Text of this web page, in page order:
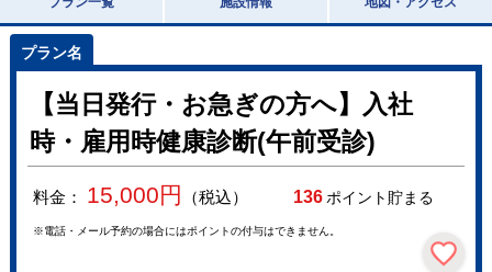
【当日発行・お急ぎの方へ】入社
時・雇用時健康診断(午前受診)
料金： 15,000円 （税込） 136ポイント貯まる
※電話・メール予約の場合にはポイントの付与はできません。